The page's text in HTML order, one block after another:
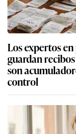
Los expertos
guardan
son
control